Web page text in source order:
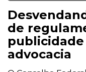
de
advocacia